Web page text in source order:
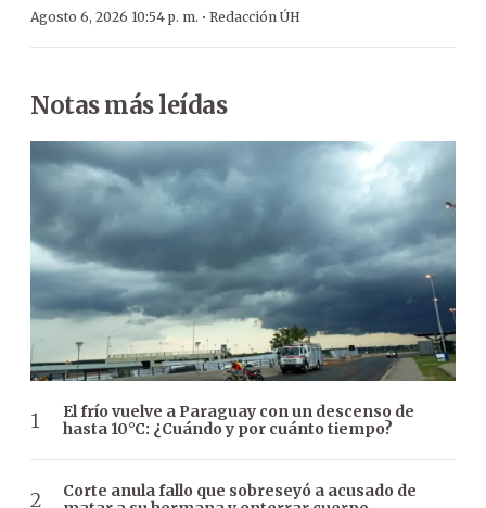
Agosto 6, 2026 10:54 p. m. · Redacción ÚH
Notas más leídas
El frío vuelve a Paraguay con un descenso de
hasta 10°C: ¿Cuándo y por cuánto tiempo?
Corte anula fallo que sobreseyó a acusado de